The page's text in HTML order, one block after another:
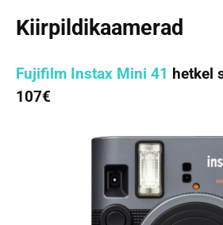
Kiirpildikaamerad
Fujifilm Instax Mini 41 hetkel
107€